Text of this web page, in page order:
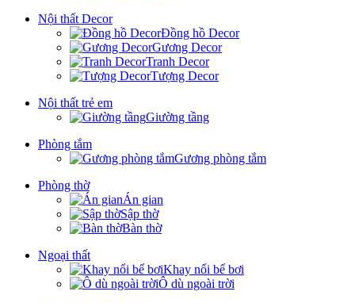
Nội thất Decor
Đồng hồ Decor
Gương Decor
Tranh Decor
Tượng Decor
Nội thất trẻ em
Giường tầng
Phòng tắm
Gương phòng tắm
Phòng thờ
Án gian
Sập thờ
Bàn thờ
Ngoại thất
Khay nổi bể bơi
Ô dù ngoài trời